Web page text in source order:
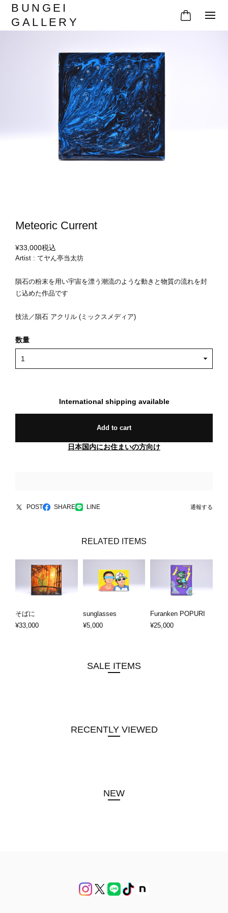
BUNGEI
GALLERY
Meteoric Current
¥33,000税込
Artist : てヤん亭当太坊
隕石の粉末を用い宇宙を漂う潮流のような動きと物質の流れを封
じ込めた作品です
技法／隕石 アクリル (ミックスメディア)
数量
International shipping available
Add to cart
日本国内にお住まいの方向け
POST SHARE LINE 通報する
RELATED ITEMS
そばに
¥33,000
sunglasses
¥5,000
Furanken POPURI
¥25,000
SALE ITEMS
RECENTLY VIEWED
NEW